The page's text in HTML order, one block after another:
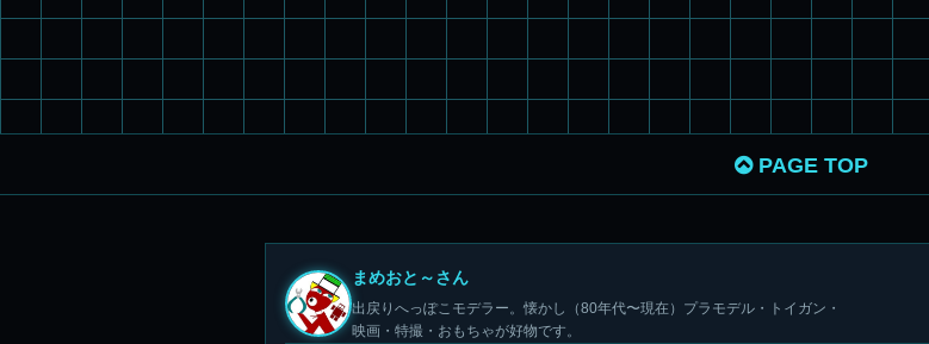
PAGE TOP
まめおと～さん
出戻りへっぽこモデラー。懐かし（80年代〜現在）プラモデル・トイガン・
映画・特撮・おもちゃが好物です。